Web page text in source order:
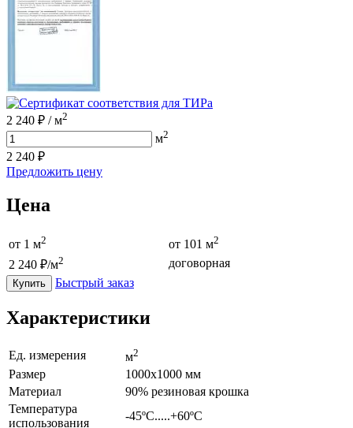
2 240 ₽ /м2
м2
2 240 ₽
Предложить цену
Цена
от 1 м2 от 101 м2
2 240 ₽/м2 договорная
Купить Быстрый заказ
Характеристики
Ед. измерения м2
Размер
1000x1000 мм
Материал
90% резиновая крошка
Температура
использования
-45ºС.....+60ºС